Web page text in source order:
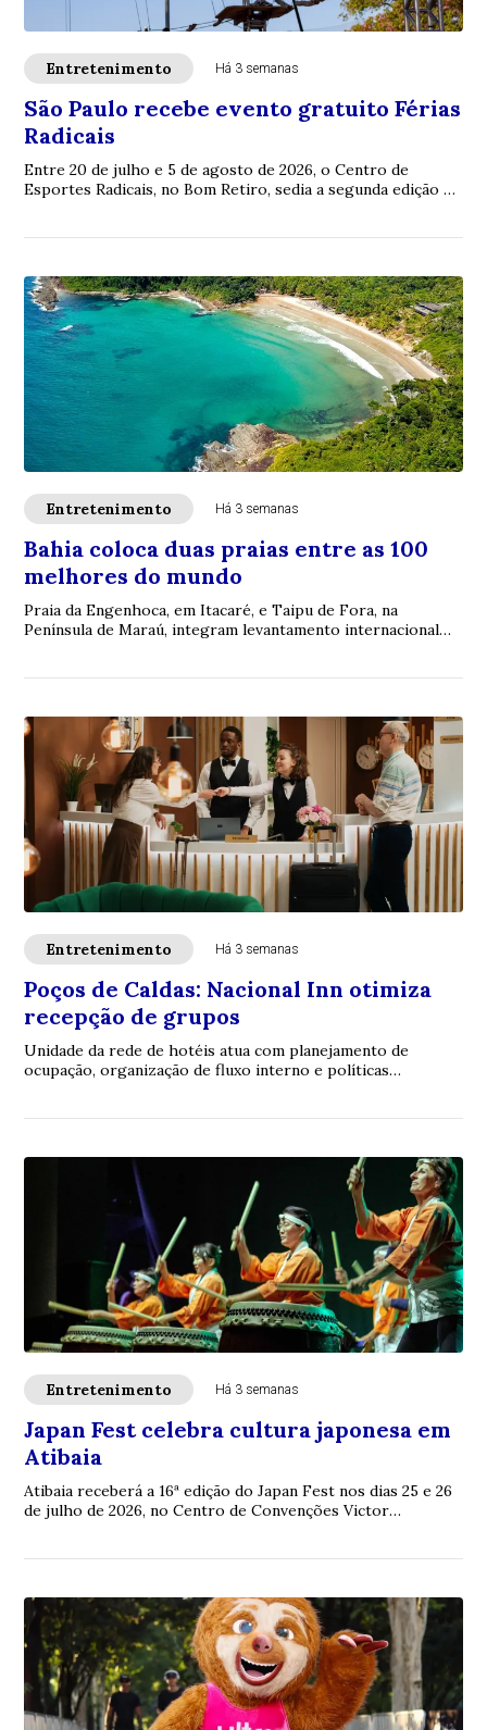
Entretenimento Há 3 semanas
São Paulo recebe evento gratuito Férias
Radicais
Entre 20 de julho e 5 de agosto de 2026, o Centro de
Esportes Radicais, no Bom Retiro, sedia a segunda edição do
Entretenimento Há 3 semanas
Bahia coloca duas praias entre as 100
melhores do mundo
Praia da Engenhoca, em Itacaré, e Taipu de Fora, na
Península de Maraú, integram levantamento internacional
Entretenimento Há 3 semanas
Poços de Caldas: Nacional Inn otimiza
recepção de grupos
Unidade da rede de hotéis atua com planejamento de
ocupação, organização de fluxo interno e políticas
Entretenimento Há 3 semanas
Japan Fest celebra cultura japonesa em
Atibaia
Atibaia receberá a 16ª edição do Japan Fest nos dias 25 e 26
de julho de 2026, no Centro de Convenções Victor